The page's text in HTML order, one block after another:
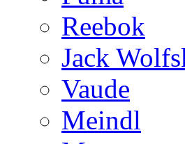
Reebok
Jack
Vaude
Meindl